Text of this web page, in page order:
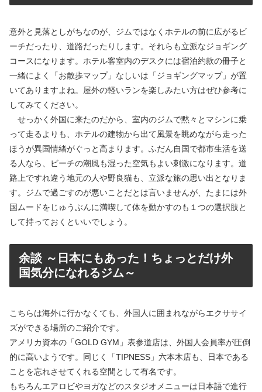
意外と見落としがちなのが、ジムではなくホテルの前に広がるビ
ーチだったり、道路だったりします。それらも立派なジョギング
コースになります。ホテル客室内のデスクには宿泊約款の冊子と
一緒によく「お散歩マップ」なしいは「ジョギングマップ」が置
いてありますよね。屋外の軽いランを楽しみたい方はぜひ参考に
してみてください。
せっかく外国に来たのだから、室内のジムで黙々とマシンに乗
って走るよりも、ホテルの建物から出て風景を眺めながら走った
ほうが異国情緒がぐっと高まります。ふだん自国で都市生活を送
る人なら、ビーチの潮風も湿った空気もよい刺激になります。道
路上ですれ違う地元の人や野良猫も、立派な旅の思い出となりま
す。ジムで過ごすのが悪いことだとは言いませんが、たまには外
国ムードをじゅうぶんに満喫して体を動かすのも１つの選択肢と
して持っておくといいでしょう。
余談 ～日本にもあった！ちょっとだけ外
国気分になれるジム～
こちらは海外に行かなくても、外国人に囲まれながらエクササイ
ズができる場所のご紹介です。
アメリカ資本の「GOLD GYM」表参道店は、外国人会員率が圧倒
的に高いようです。同じく「TIPNESS」六本木店も、日本である
ことを忘れさせてくれる空間として有名です。
もちろんエアロビやヨガなどのスタジオメニューは日本語で進行